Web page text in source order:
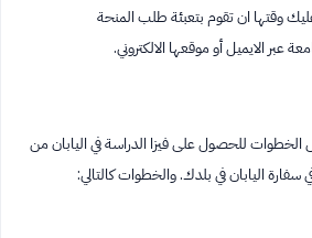
وقتها ان تقوم بتعبئة طلب المنحة
عبر الايميل أو موقعها الالكتروني.
للحصول على فيزا الدراسة في اليابان من
اليابان في بلدك. والخطوات كالتالي: